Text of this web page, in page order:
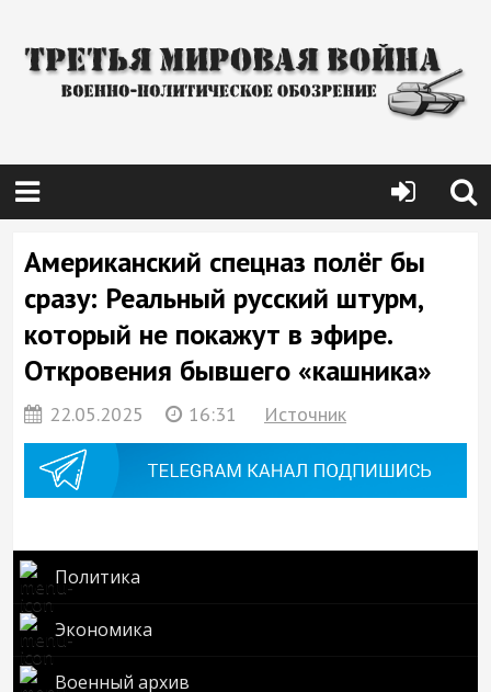
Американский спецназ полёг бы
сразу: Реальный русский штурм,
который не покажут в эфире.
Откровения бывшего «кашника»
22.05.2025 16:31 Источник